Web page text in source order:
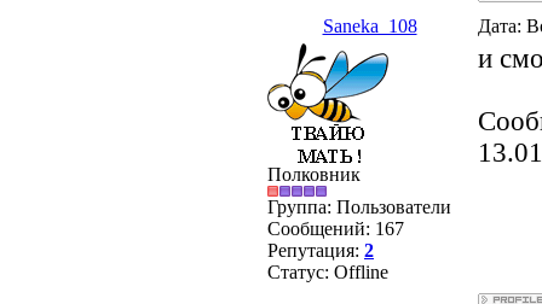
Saneka_108 Дата:
Полковник
Группа: Пользователи
Сообщений: 167
Репутация: 2
Статус: Offline
и